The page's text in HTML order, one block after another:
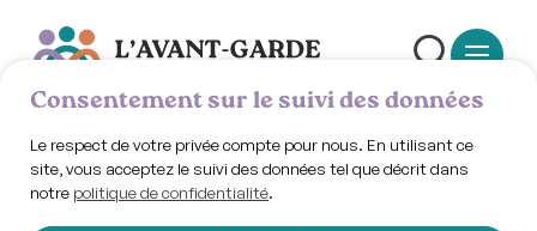
12 mars 2025
Consentement sur le suivi des données
Le respect de votre privée compte pour nous. En utilisant ce
site, vous acceptez le suivi des données tel que décrit dans
notre politique de confidentialité.